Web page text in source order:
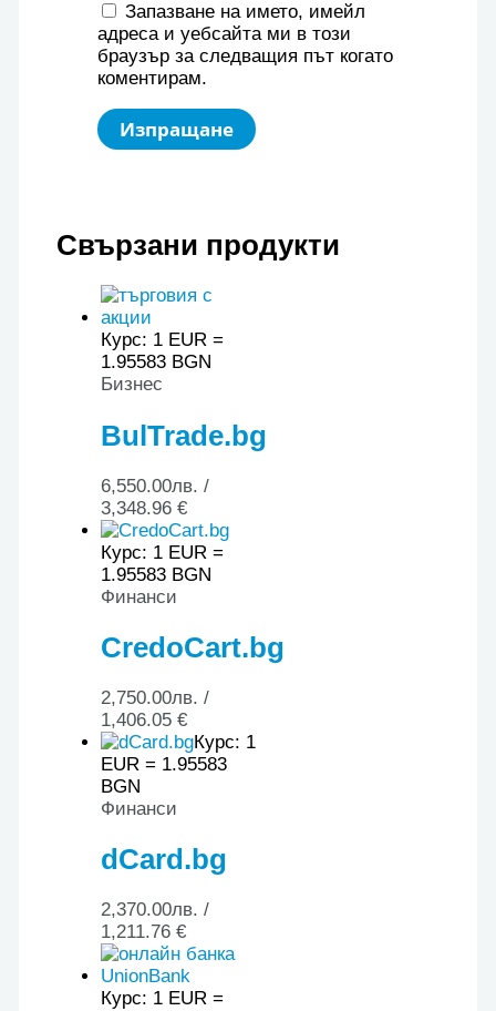
Запазване на името, имейл
адреса и уебсайта ми в този
браузър за следващия път когато
коментирам.
Свързани продукти
Курс: 1 EUR =
1.95583 BGN
Бизнес
BulTrade.bg
6,550.00лв. /
3,348.96 €
Курс: 1 EUR =
1.95583 BGN
Финанси
CredoCart.bg
2,750.00лв. /
1,406.05 €
Курс: 1
EUR = 1.95583
BGN
Финанси
dCard.bg
2,370.00лв. /
1,211.76 €
Курс: 1 EUR =